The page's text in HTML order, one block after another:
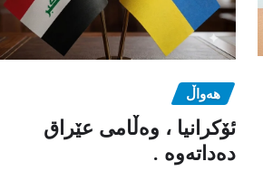
هەواڵ
ئۆکرانیا ، وەڵامی عێراق
دەداتەوە .